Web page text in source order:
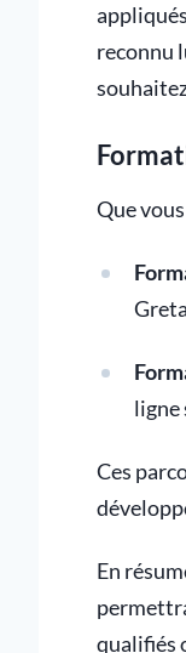
reconnu
Que
Greta
ligne
Ces
En
qualifiés